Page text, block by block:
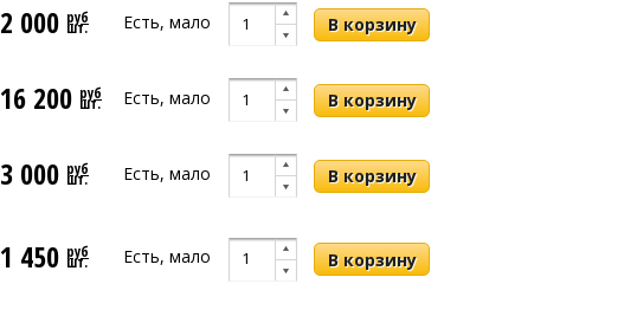
2 000 руб
шт. Есть, мало
16 200 руб
шт. Есть, мало
3 000 руб
шт. Есть, мало
1 450 руб
шт. Есть, мало